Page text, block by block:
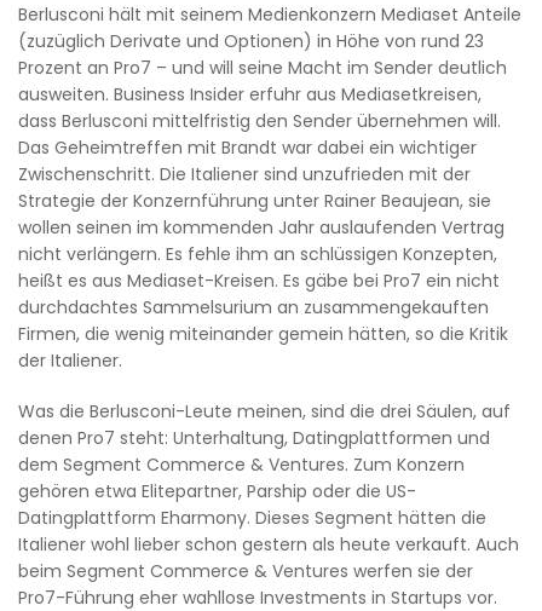
Berlusconi hält mit seinem Medienkonzern Mediaset Anteile
(zuzüglich Derivate und Optionen) in Höhe von rund 23
Prozent an Pro7 – und will seine Macht im Sender deutlich
ausweiten. Business Insider erfuhr aus Mediasetkreisen,
dass Berlusconi mittelfristig den Sender übernehmen will.
Das Geheimtreffen mit Brandt war dabei ein wichtiger
Zwischenschritt. Die Italiener sind unzufrieden mit der
Strategie der Konzernführung unter Rainer Beaujean, sie
wollen seinen im kommenden Jahr auslaufenden Vertrag
nicht verlängern. Es fehle ihm an schlüssigen Konzepten,
heißt es aus Mediaset-Kreisen. Es gäbe bei Pro7 ein nicht
durchdachtes Sammelsurium an zusammengekauften
Firmen, die wenig miteinander gemein hätten, so die Kritik
der Italiener.
Was die Berlusconi-Leute meinen, sind die drei Säulen, auf
denen Pro7 steht: Unterhaltung, Datingplattformen und
dem Segment Commerce & Ventures. Zum Konzern
gehören etwa Elitepartner, Parship oder die US-
Datingplattform Eharmony. Dieses Segment hätten die
Italiener wohl lieber schon gestern als heute verkauft. Auch
beim Segment Commerce & Ventures werfen sie der
Pro7-Führung eher wahllose Investments in Startups vor.